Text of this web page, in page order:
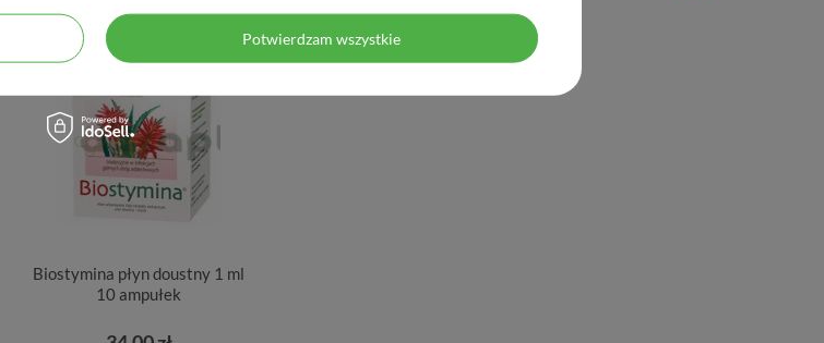
Biostymina płyn doustny 1 ml
10 ampułek
Potwierdzam wszystkie